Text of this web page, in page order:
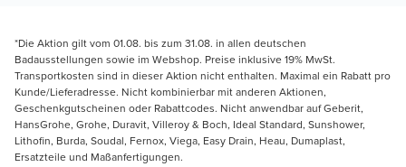
*Die Aktion gilt vom 01.08. bis zum 31.08. in allen deutschen
Badausstellungen sowie im Webshop. Preise inklusive 19% MwSt.
Transportkosten sind in dieser Aktion nicht enthalten. Maximal ein Rabatt pro
Kunde/Lieferadresse. Nicht kombinierbar mit anderen Aktionen,
Geschenkgutscheinen oder Rabattcodes. Nicht anwendbar auf Geberit,
HansGrohe, Grohe, Duravit, Villeroy & Boch, Ideal Standard, Sunshower,
Lithofin, Burda, Soudal, Fernox, Viega, Easy Drain, Heau, Dumaplast,
Ersatzteile und Maßanfertigungen.